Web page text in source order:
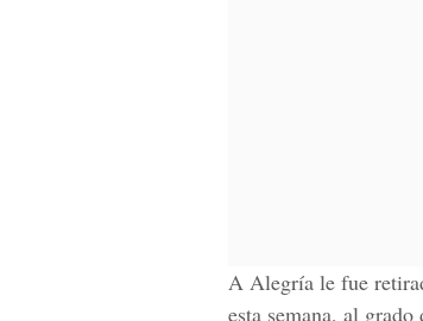
A Alegría le fue
esta semana, al